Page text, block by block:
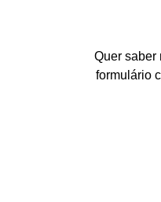
Quer saber
formulário